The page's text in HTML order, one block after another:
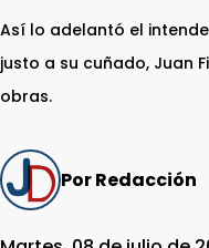
Así lo adelantó el
justo a su cuñado, Juan
obras.
Por Redacción